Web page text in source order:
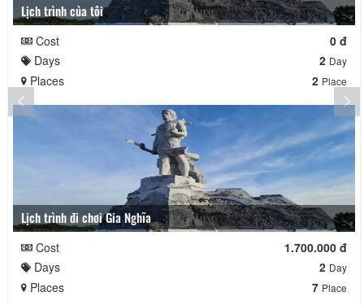
Lịch trình của tôi
Cost
0 đ
Days
2 Day
Places 2 Place
Lịch trình đi chơi Gia Nghĩa
Cost
1.700.000 đ
Days
2 Day
Places 7 Place